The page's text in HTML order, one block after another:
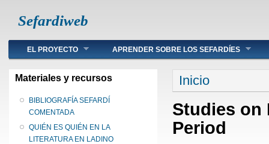
Sefardiweb
Main menu
EL PROYECTO APRENDER SOBRE LOS SEFARDÍES
Materiales y recursos
BIBLIOGRAFÍA SEFARDÍ
COMENTADA
QUIÉN ES QUIÉN EN LA
LITERATURA EN LADINO
Se encuentra
Inicio
Studies on
Period